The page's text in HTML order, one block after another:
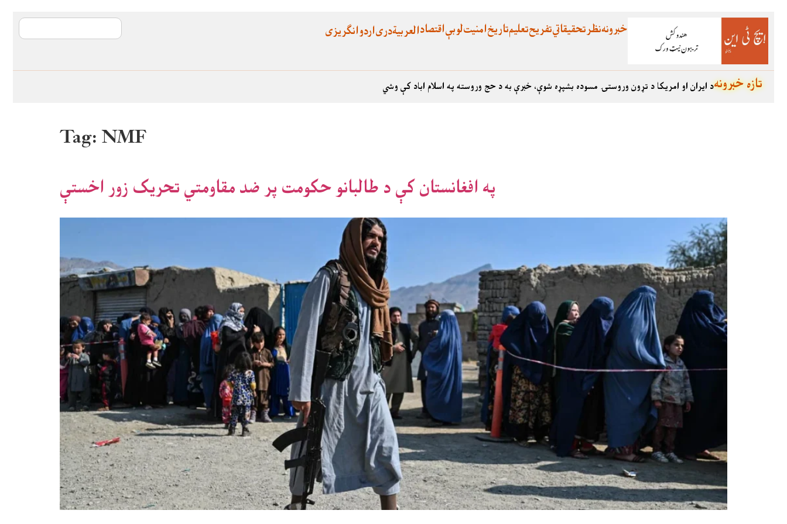
اقتصادلوبېامنیتتاریختعلیمتفریحتحقیقاتينظرخبرونه انگریزیاردودریالعربية
د ایران او امریکا د تړون وروستۍ مسوده بشپړه شوې، خبرې به د حج وروسته په اسلام اباد کې وشيتازه خبرونه
Tag:NMF
په افغانستان کې د طالبانو حکومت پر ضد مقاومتي تحریک زور اخستې